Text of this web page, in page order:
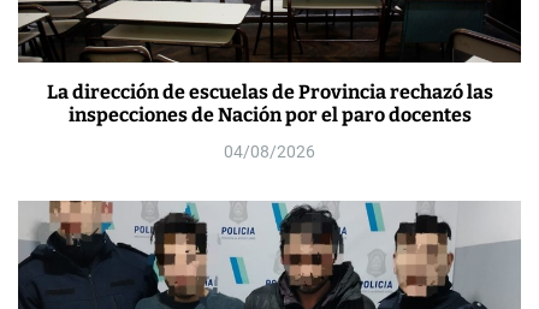
La dirección de escuelas de Provincia rechazó las
inspecciones de Nación por el paro docentes
04/08/2026